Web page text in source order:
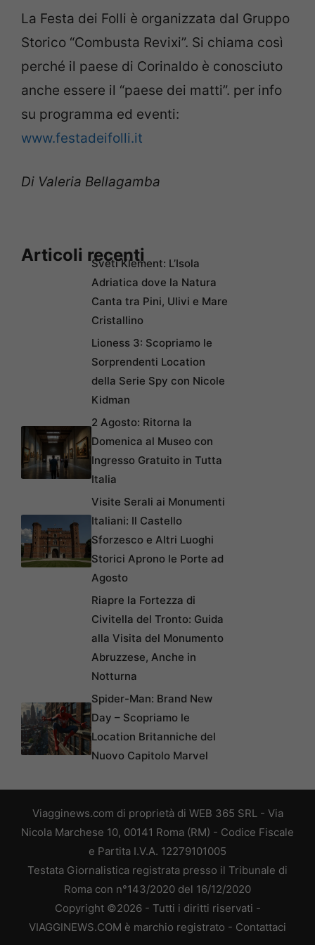
La Festa dei Folli è organizzata dal Gruppo
Storico “Combusta Revixi”. Si chiama così
perché il paese di Corinaldo è conosciuto
anche essere il “paese dei matti”. per info
su programma ed eventi:
www.festadeifolli.it
Di Valeria Bellagamba
Articoli recentiSveti Klement: L’Isola
Adriatica dove la Natura
Canta tra Pini, Ulivi e Mare
Cristallino
Lioness 3: Scopriamo le
Sorprendenti Location
della Serie Spy con Nicole
Kidman
2 Agosto: Ritorna la
Domenica al Museo con
Ingresso Gratuito in Tutta
Italia
Visite Serali ai Monumenti
Italiani: Il Castello
Sforzesco e Altri Luoghi
Storici Aprono le Porte ad
Agosto
Riapre la Fortezza di
Civitella del Tronto: Guida
alla Visita del Monumento
Abruzzese, Anche in
Notturna
Spider-Man: Brand New
Day – Scopriamo le
Location Britanniche del
Nuovo Capitolo Marvel
Viagginews.com di proprietà di WEB 365 SRL - Via
Nicola Marchese 10, 00141 Roma (RM) - Codice Fiscale
e Partita I.V.A. 12279101005
Testata Giornalistica registrata presso il Tribunale di
Roma con n°143/2020 del 16/12/2020
Copyright ©2026 - Tutti i diritti riservati -
VIAGGINEWS.COM è marchio registrato - Contattaci